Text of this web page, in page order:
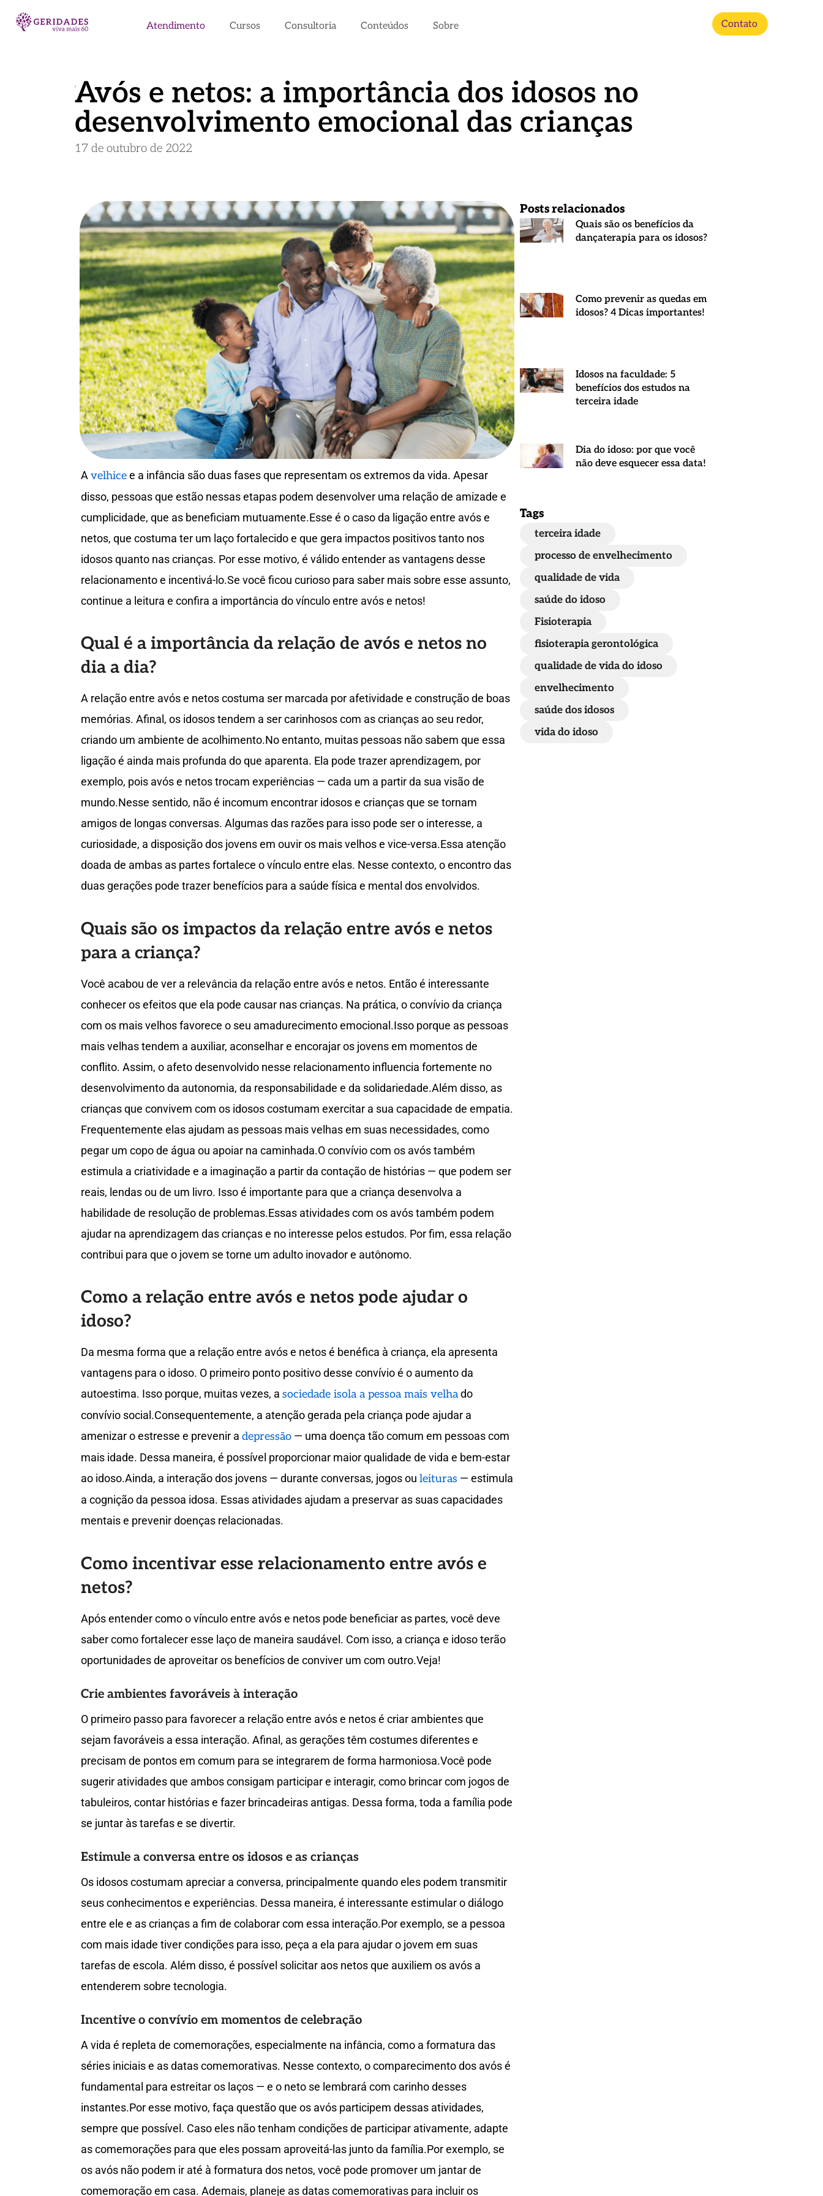
Atendimento Cursos Consultoria Conteúdos Sobre Contato
Avós e netos: a importância dos idosos no
desenvolvimento emocional das crianças
17 de outubro de 2022
A velhicee a infância são duas fases que representam os extremos da vida. Apesar
disso, pessoas que estão nessas etapas podem desenvolver uma relação de amizade e
cumplicidade, que as beneficiam mutuamente.Esse é o caso da ligação entre avós e
netos, que costuma ter um laço fortalecido e que gera impactos positivos tanto nos
idosos quanto nas crianças. Por esse motivo, é válido entender as vantagens desse
relacionamento e incentivá-lo.Se você ficou curioso para saber mais sobre esse assunto,
continue a leitura e confira a importância do vínculo entre avós e netos!
Qual é a importância da relação de avós e netos no
dia a dia?
A relação entre avós e netos costuma ser marcada por afetividade e construção de boas
memórias. Afinal, os idosos tendem a ser carinhosos com as crianças ao seu redor,
criando um ambiente de acolhimento.No entanto, muitas pessoas não sabem que essa
ligação é ainda mais profunda do que aparenta. Ela pode trazer aprendizagem, por
exemplo, pois avós e netos trocam experiências — cada um a partir da sua visão de
mundo.Nesse sentido, não é incomum encontrar idosos e crianças que se tornam
amigos de longas conversas. Algumas das razões para isso pode ser o interesse, a
curiosidade, a disposição dos jovens em ouvir os mais velhos e vice-versa.Essa atenção
doada de ambas as partes fortalece o vínculo entre elas. Nesse contexto, o encontro das
duas gerações pode trazer benefícios para a saúde física e mental dos envolvidos.
Quais são os impactos da relação entre avós e netos
para a criança?
Você acabou de ver a relevância da relação entre avós e netos. Então é interessante
conhecer os efeitos que ela pode causar nas crianças. Na prática, o convívio da criança
com os mais velhos favorece o seu amadurecimento emocional.Isso porque as pessoas
mais velhas tendem a auxiliar, aconselhar e encorajar os jovens em momentos de
conflito. Assim, o afeto desenvolvido nesse relacionamento influencia fortemente no
desenvolvimento da autonomia, da responsabilidade e da solidariedade.Além disso, as
crianças que convivem com os idosos costumam exercitar a sua capacidade de empatia.
Frequentemente elas ajudam as pessoas mais velhas em suas necessidades, como
pegar um copo de água ou apoiar na caminhada.O convívio com os avós também
estimula a criatividade e a imaginação a partir da contação de histórias — que podem ser
reais, lendas ou de um livro. Isso é importante para que a criança desenvolva a
habilidade de resolução de problemas.Essas atividades com os avós também podem
ajudar na aprendizagem das crianças e no interesse pelos estudos. Por fim, essa relação
contribui para que o jovem se torne um adulto inovador e autônomo.
Como a relação entre avós e netos pode ajudar o
idoso?
Da mesma forma que a relação entre avós e netos é benéfica à criança, ela apresenta
vantagens para o idoso. O primeiro ponto positivo desse convívio é o aumento da
autoestima. Isso porque, muitas vezes, a sociedade isola a pessoa mais velhado
convívio social.Consequentemente, a atenção gerada pela criança pode ajudar a
amenizar o estresse e prevenir a depressão — uma doença tão comum em pessoas com
mais idade. Dessa maneira, é possível proporcionar maior qualidade de vida e bem-estar
ao idoso.Ainda, a interação dos jovens — durante conversas, jogos ou leituras — estimula
a cognição da pessoa idosa. Essas atividades ajudam a preservar as suas capacidades
mentais e prevenir doenças relacionadas.
Como incentivar esse relacionamento entre avós e
netos?
Após entender como o vínculo entre avós e netos pode beneficiar as partes, você deve
saber como fortalecer esse laço de maneira saudável. Com isso, a criança e idoso terão
oportunidades de aproveitar os benefícios de conviver um com outro.Veja!
Crie ambientes favoráveis à interação
O primeiro passo para favorecer a relação entre avós e netos é criar ambientes que
sejam favoráveis a essa interação. Afinal, as gerações têm costumes diferentes e
precisam de pontos em comum para se integrarem de forma harmoniosa.Você pode
sugerir atividades que ambos consigam participar e interagir, como brincar com jogos de
tabuleiros, contar histórias e fazer brincadeiras antigas. Dessa forma, toda a família pode
se juntar às tarefas e se divertir.
Estimule a conversa entre os idosos e as crianças
Os idosos costumam apreciar a conversa, principalmente quando eles podem transmitir
seus conhecimentos e experiências. Dessa maneira, é interessante estimular o diálogo
entre ele e as crianças a fim de colaborar com essa interação.Por exemplo, se a pessoa
com mais idade tiver condições para isso, peça a ela para ajudar o jovem em suas
tarefas de escola. Além disso, é possível solicitar aos netos que auxiliem os avós a
entenderem sobre tecnologia.
Incentive o convívio em momentos de celebração
A vida é repleta de comemorações, especialmente na infância, como a formatura das
séries iniciais e as datas comemorativas. Nesse contexto, o comparecimento dos avós é
fundamental para estreitar os laços — e o neto se lembrará com carinho desses
instantes.Por esse motivo, faça questão que os avós participem dessas atividades,
sempre que possível. Caso eles não tenham condições de participar ativamente, adapte
as comemorações para que eles possam aproveitá-las junto da família.Por exemplo, se
os avós não podem ir até à formatura dos netos, você pode promover um jantar de
comemoração em casa. Ademais, planeje as datas comemorativas para incluir os
Posts relacionados
Quais são os benefícios da
dançaterapia para os idosos?
Como prevenir as quedas em
idosos? 4 Dicas importantes!
Idosos na faculdade: 5
benefícios dos estudos na
terceira idade
Dia do idoso: por que você
não deve esquecer essa data!
Tags
terceira idade
processo de envelhecimento
qualidade de vida
saúde do idoso
Fisioterapia
fisioterapia gerontológica
qualidade de vida do idoso
envelhecimento
saúde dos idosos
vida do idoso